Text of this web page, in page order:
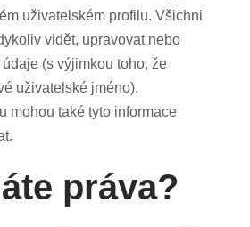
uživatelském profilu. Všichni
vidět, upravovat nebo
(s výjimkou toho, že
uživatelské jméno).
mohou také tyto informace
práva?